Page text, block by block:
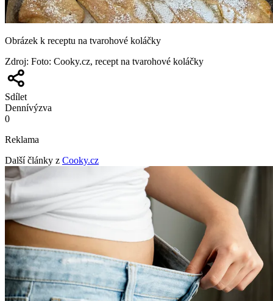
Obrázek k receptu na tvarohové koláčky
Zdroj: Foto: Cooky.cz, recept na tvarohové koláčky
Sdílet
Dennívýzva
0
Reklama
Další články z Cooky.cz